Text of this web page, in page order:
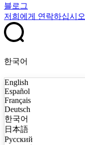
블로그
저희에게 연락하십시오
한국어
English
Español
Français
Deutsch
한국어
日本語
Русский